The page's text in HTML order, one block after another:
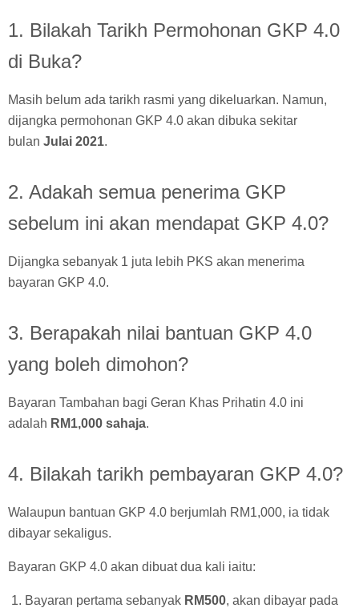
1. Bilakah Tarikh Permohonan GKP 4.0
di Buka?
Masih belum ada tarikh rasmi yang dikeluarkan. Namun,
dijangka permohonan GKP 4.0 akan dibuka sekitar
bulan Julai 2021.
2. Adakah semua penerima GKP
sebelum ini akan mendapat GKP 4.0?
Dijangka sebanyak 1 juta lebih PKS akan menerima
bayaran GKP 4.0.
3. Berapakah nilai bantuan GKP 4.0
yang boleh dimohon?
Bayaran Tambahan bagi Geran Khas Prihatin 4.0 ini
adalah RM1,000 sahaja.
4. Bilakah tarikh pembayaran GKP 4.0?
Walaupun bantuan GKP 4.0 berjumlah RM1,000, ia tidak
dibayar sekaligus.
Bayaran GKP 4.0 akan dibuat dua kali iaitu:
Bayaran pertama sebanyak RM500, akan dibayar pada